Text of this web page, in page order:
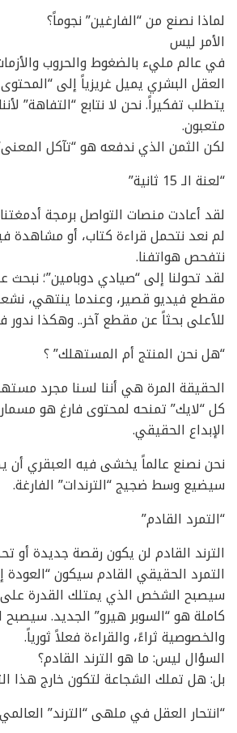
لماذا نصنع من “الفارغين” نجوماً؟
الأمر ليس
في عالم مليء بالضغوط والحروب
العقل البشري يميل غريزياً إلى
يتطلب تفكيراً. نحن لا نتابع “التفاهة”
متعبون.
لكن الثمن الذي ندفعه هو “تآكل
“لعنة الـ 15 ثانية”
لقد أعادت منصات التواصل برمجة
لم نعد نتحمل قراءة كتاب، أو مشاهدة
نتفحص هواتفنا.
لقد تحولنا إلى “صيادي دوبامين”؛
مقطع فيديو قصير، وعندما ينتهي، نشعر
للأعلى بحثاً عن مقطع آخر.. وهكذا
“هل نحن المنتج أم المستهلك” ؟
الحقيقة المرة هي أننا لسنا مجرد
كل “لايك” تمنحه لمحتوى فارغ هو
الإبداع الحقيقي.
نحن نصنع عالماً يخشى فيه العبقري أن
سيضيع وسط ضجيج “الترندات” الفارغة.
“التمرد القادم”
الترند القادم لن يكون رقصة جديدة أو
التمرد الحقيقي القادم سيكون “العودة
سيصبح الشخص الذي يمتلك القدرة على
كاملة هو “السوبر هيرو” الجديد.
والخصوصية ثراءً، والقراءة فعلاً ثورياً.
السؤال ليس: ما هو الترند القادم؟
بل: هل تملك الشجاعة لتكون خارج هذا
“انتحار العقل في ملهى “الترند”